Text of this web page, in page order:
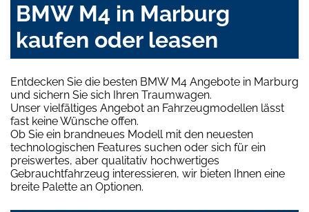
BMW M4 in Marburg
kaufen oder leasen
Entdecken Sie die besten BMW M4 Angebote in Marburg
und sichern Sie sich Ihren Traumwagen.
Unser vielfältiges Angebot an Fahrzeugmodellen lässt
fast keine Wünsche offen.
Ob Sie ein brandneues Modell mit den neuesten
technologischen Features suchen oder sich für ein
preiswertes, aber qualitativ hochwertiges
Gebrauchtfahrzeug interessieren, wir bieten Ihnen eine
breite Palette an Optionen.